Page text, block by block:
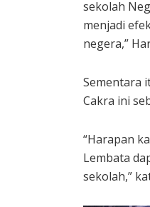
sekolah
menjadi
negera,”
Sementara
Cakra ini
“Harapan
Lembata
sekolah,”